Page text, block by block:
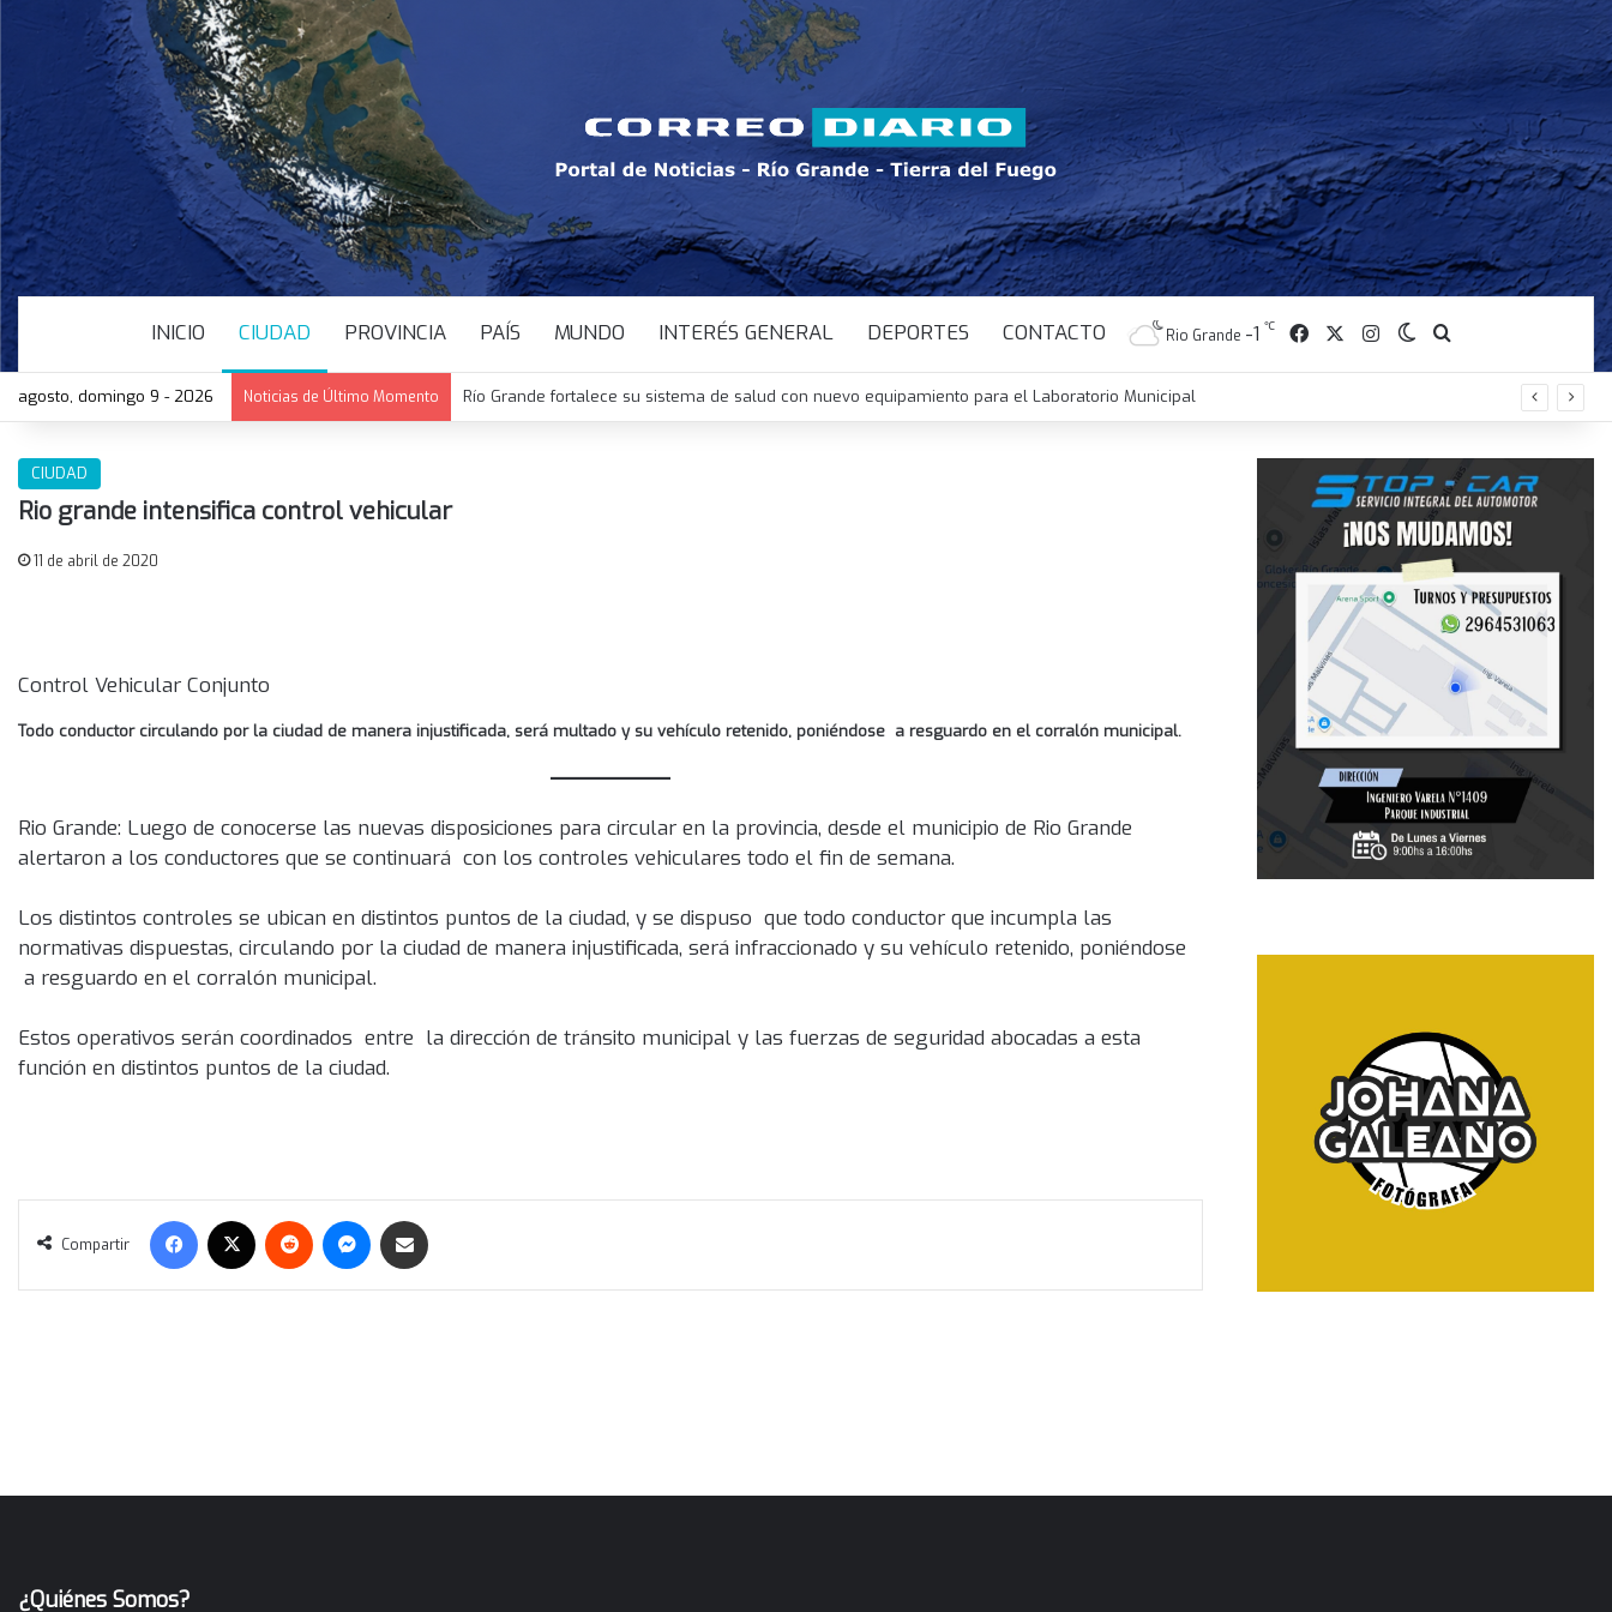
INICIO CIUDAD PROVINCIA PAÍS MUNDO INTERÉS GENERAL DEPORTES CONTACTO Rio Grande -1 ℃ FacebookInstagramSwitch skin
agosto, domingo 9 - 2026 Noticias de Último Momento Río Grande fortalece su sistema de salud con nuevo equipamiento para el Laboratorio Municipal
CIUDAD
Rio grande intensifica control vehicular
11 de abril de 2020
Control Vehicular Conjunto
Todo conductor circulando por la ciudad de manera injustificada, será multado y su vehículo retenido, poniéndose a resguardo en el corralón municipal.
Rio Grande: Luego de conocerse las nuevas disposiciones para circular en la provincia, desde el municipio de Rio Grande
alertaron a los conductores que se continuará con los controles vehiculares todo el fin de semana.
Los distintos controles se ubican en distintos puntos de la ciudad, y se dispuso que todo conductor que incumpla las
normativas dispuestas, circulando por la ciudad de manera injustificada, será infraccionado y su vehículo retenido, poniéndose
a resguardo en el corralón municipal.
Estos operativos serán coordinados entre la dirección de tránsito municipal y las fuerzas de seguridad abocadas a esta
función en distintos puntos de la ciudad.
Compartir
Facebook Reddit Messenger
¿Quiénes Somos?